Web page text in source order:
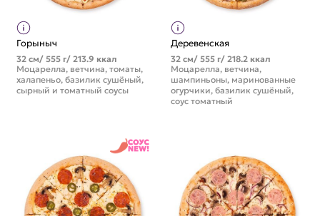
Горыныч
32 см/ 555 г/ 213.9 ккал
Моцарелла, ветчина, томаты,
халапеньо, базилик сушёный,
сырный и томатный соусы
Деревенская
32 см/ 555 г/ 218.2 ккал
Моцарелла, ветчина,
шампиньоны, маринованные
огурчики, базилик сушёный,
соус томатный